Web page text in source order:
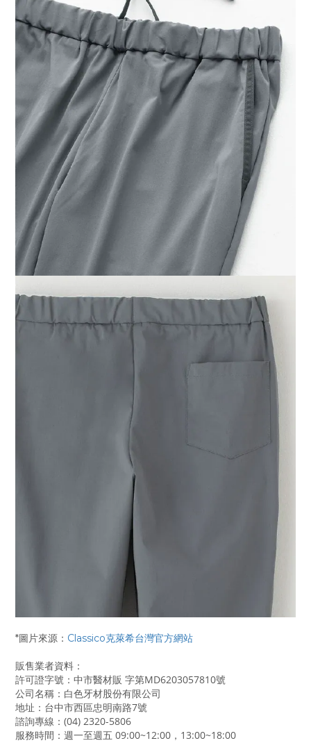
*圖片來源： Classico克萊希台灣官方網站
販售業者資料：
許可證字號：中市醫材販 字第MD6203057810號
公司名稱：白色牙材股份有限公司
地址：台中市西區忠明南路7號
諮詢專線：(04) 2320-5806
服務時間：週一至週五 09:00~12:00，13:00~18:00